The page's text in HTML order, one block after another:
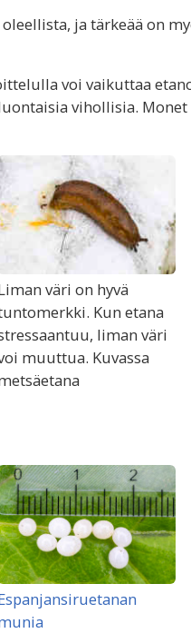
ja tärkeää on
voi vaikuttaa
vihollisia.
väri on hyvä
Kun etana
liman väri
muuttua. Kuvassa